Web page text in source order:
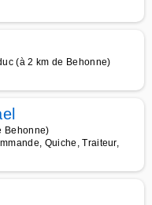
(à 2 km de Behonne)
Behonne)
Quiche, Traiteur,